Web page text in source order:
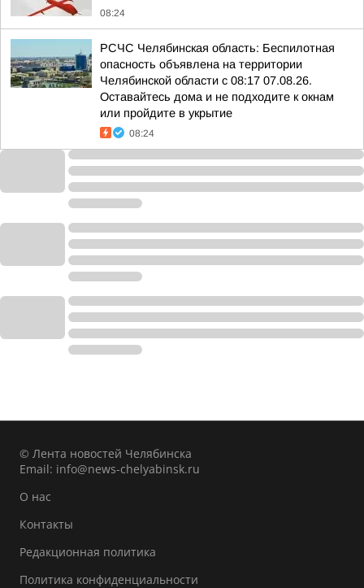
08:24
РСЧС Челябинская область: Беспилотная
опасность объявлена на территории
Челябинской области с 08:17 07.08.26.
Оставайтесь дома и не подходите к окнам
или пройдите в укрытие
08:24
© Лента новостей Челябинска
Email: info@news-chelyabinsk.ru
О нас
Контакты
Редакционная политика
Политика конфиденциальности